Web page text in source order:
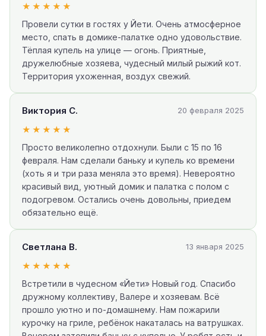
★★★★★
Провели сутки в гостях у Йети. Очень атмосферное
место, спать в домике-палатке одно удовольствие.
Тёплая купель на улице — огонь. Приятные,
дружелюбные хозяева, чудесный милый рыжий кот.
Территория ухоженная, воздух свежий.
Виктория С. 20 февраля 2025
★★★★★
Просто великолепно отдохнули. Были с 15 по 16
февраля. Нам сделали баньку и купель ко времени
(хоть я и три раза меняла это время). Невероятно
красивый вид, уютный домик и палатка с полом с
подогревом. Остались очень довольны, приедем
обязательно ещё.
Светлана В. 13 января 2025
★★★★★
Встретили в чудесном «Йети» Новый год. Спасибо
дружному коллективу, Валере и хозяевам. Всё
прошло уютно и по-домашнему. Нам пожарили
курочку на гриле, ребёнок накаталась на ватрушках.